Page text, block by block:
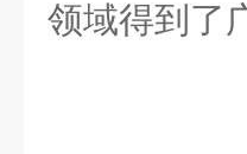
领域得到了